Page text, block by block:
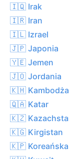
🇮🇶 Irak
🇮🇷 Iran
🇮🇱 Izrael
🇯🇵 Japonia
🇾🇪 Jemen
🇯🇴 Jordania
🇰🇭 Kambodża
🇶🇦 Katar
🇰🇿
🇰🇬 Kirgistan
🇰🇵 Koreańska